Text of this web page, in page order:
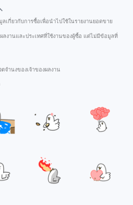
ลเกี่ยวกับการซื้อเพื่อนำไปใช้ในรายงานยอดขาย
งานและประเทศที่ใช้งานของผู้ซื้อ แต่ไม่มีข้อมูลที่
จำนงของเจ้าของผลงาน